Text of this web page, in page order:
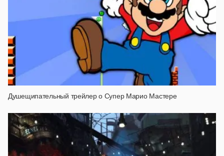
Душещипательный трейлер о Супер Марио Мастере